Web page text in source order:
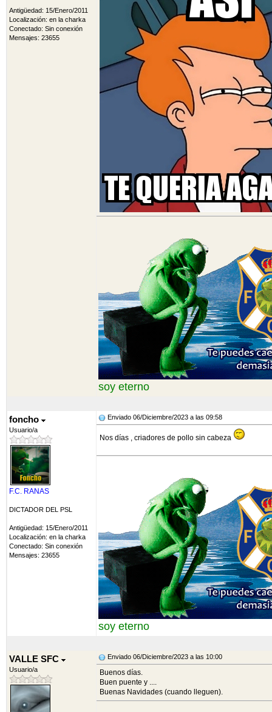
Antigüedad: 15/Enero/2011
Localización: en la charka
Conectado: Sin conexión
Mensajes: 23655
soy eterno
foncho
Usuario/a
F.C. RANAS
DICTADOR DEL PSL
Antigüedad: 15/Enero/2011
Localización: en la charka
Conectado: Sin conexión
Mensajes: 23655
Enviado 06/Diciembre/2023 a las 09:58
Nos días , criadores de pollo sin cabeza
soy eterno
VALLE SFC
Usuario/a
Enviado 06/Diciembre/2023 a las 10:00
Buenos días.
Buen puente y ....
Buenas Navidades (cuando lleguen).